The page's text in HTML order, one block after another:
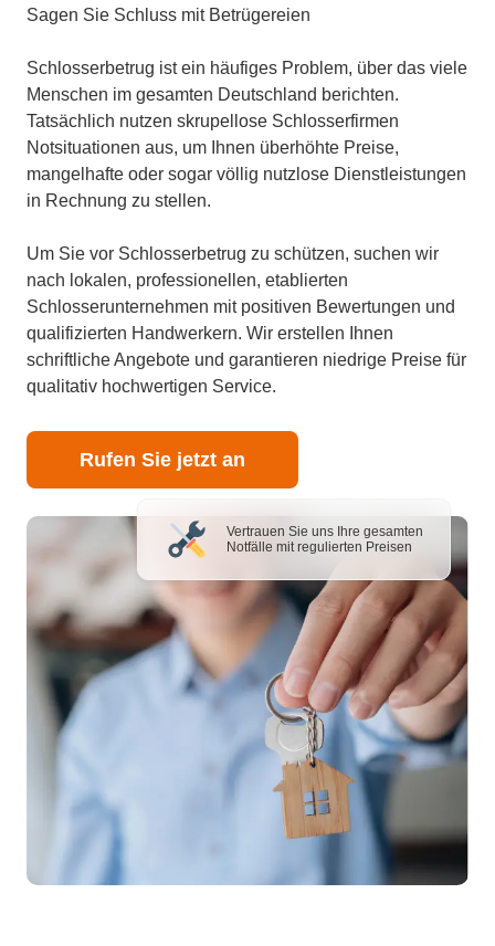
Sagen Sie Schluss mit Betrügereien
Schlosserbetrug ist ein häufiges Problem, über das viele
Menschen im gesamten Deutschland berichten.
Tatsächlich nutzen skrupellose Schlosserfirmen
Notsituationen aus, um Ihnen überhöhte Preise,
mangelhafte oder sogar völlig nutzlose Dienstleistungen
in Rechnung zu stellen.
Um Sie vor Schlosserbetrug zu schützen, suchen wir
nach lokalen, professionellen, etablierten
Schlosserunternehmen mit positiven Bewertungen und
qualifizierten Handwerkern. Wir erstellen Ihnen
schriftliche Angebote und garantieren niedrige Preise für
qualitativ hochwertigen Service.
Rufen Sie jetzt an
Vertrauen Sie uns Ihre gesamten
Notfälle mit regulierten Preisen